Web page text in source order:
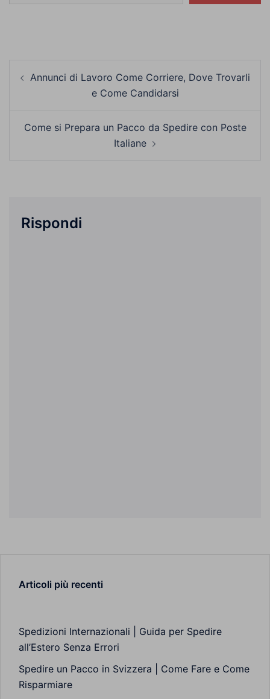
articolo
Annunci di Lavoro Come Corriere, Dove Trovarli
e Come Candidarsi
Come si Prepara un Pacco da Spedire con Poste
Italiane
Rispondi
Articoli più recenti
Spedizioni Internazionali | Guida per Spedire
all’Estero Senza Errori
Spedire un Pacco in Svizzera | Come Fare e Come
Risparmiare